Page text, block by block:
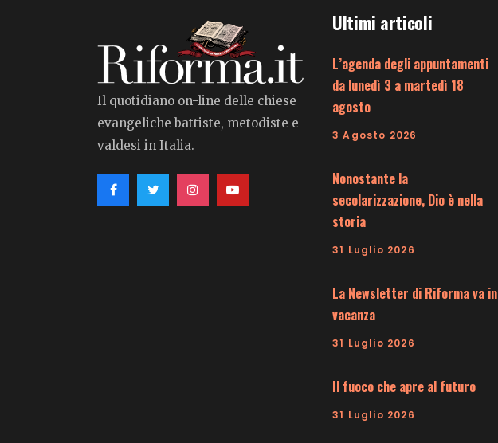
Il quotidiano on-line delle chiese
evangeliche battiste, metodiste e
valdesi in Italia.
Ultimi articoli
L’agenda degli appuntamenti
da lunedì 3 a martedì 18
agosto
3 Agosto 2026
Nonostante la
secolarizzazione, Dio è nella
storia
31 Luglio 2026
La Newsletter di Riforma va in
vacanza
31 Luglio 2026
Il fuoco che apre al futuro
31 Luglio 2026